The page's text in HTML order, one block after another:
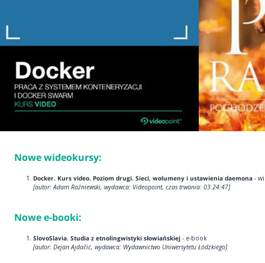
Nowe wideokursy:
Docker. Kurs video. Poziom drugi. Sieci, wolumeny i ustawienia daemona -
[autor: Adam Raźniewski, wydawca: Videopoint, czas trwania: 03:24:47]
Nowe e-booki:
SlovoSlavia. Studia z etnolingwistyki słowiańskiej - e-book
[autor: Dejan Ajdačić, wydawca: Wydawnictwo Uniwersytetu Łódzkiego]